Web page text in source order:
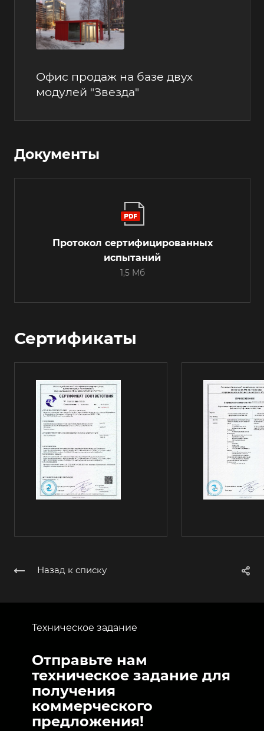
Офис продаж на базе двух
модулей "Звезда"
Документы
Протокол сертифицированных
испытаний
1,5 Мб
Сертификаты
Назад к списку
Техническое задание
Отправьте нам
техническое задание для
получения
коммерческого
предложения!